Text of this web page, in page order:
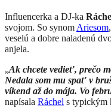
Influencerka a DJ-ka
svojom. So synom Ariesom
veselú a dobre naladenú
anjela.
„Ak chcete vedieť, prečo
Nedala som mu spať v
víkend až do mája. Vo
napísala Ráchel s typickým